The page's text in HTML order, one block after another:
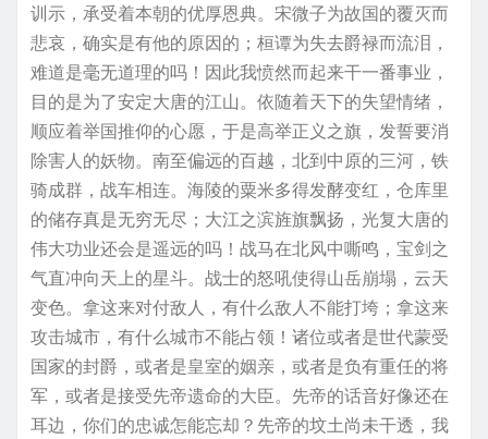
训示，承受着本朝的优厚恩典。宋微子为故国的覆灭而
悲哀，确实是有他的原因的；桓谭为失去爵禄而流泪，
难道是毫无道理的吗！因此我愤然而起来干一番事业，
目的是为了安定大唐的江山。依随着天下的失望情绪，
顺应着举国推仰的心愿，于是高举正义之旗，发誓要消
除害人的妖物。南至偏远的百越，北到中原的三河，铁
骑成群，战车相连。海陵的粟米多得发酵变红，仓库里
的储存真是无穷无尽；大江之滨旌旗飘扬，光复大唐的
伟大功业还会是遥远的吗！战马在北风中嘶鸣，宝剑之
气直冲向天上的星斗。战士的怒吼使得山岳崩塌，云天
变色。拿这来对付敌人，有什么敌人不能打垮；拿这来
攻击城市，有什么城市不能占领！诸位或者是世代蒙受
国家的封爵，或者是皇室的姻亲，或者是负有重任的将
军，或者是接受先帝遗命的大臣。先帝的话音好像还在
耳边，你们的忠诚怎能忘却？先帝的坟土尚未干透，我